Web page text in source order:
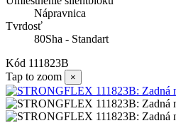
Nápravnica
Tvrdosť
80Sha - Standart
Kód 111823B
Tap to zoom
×